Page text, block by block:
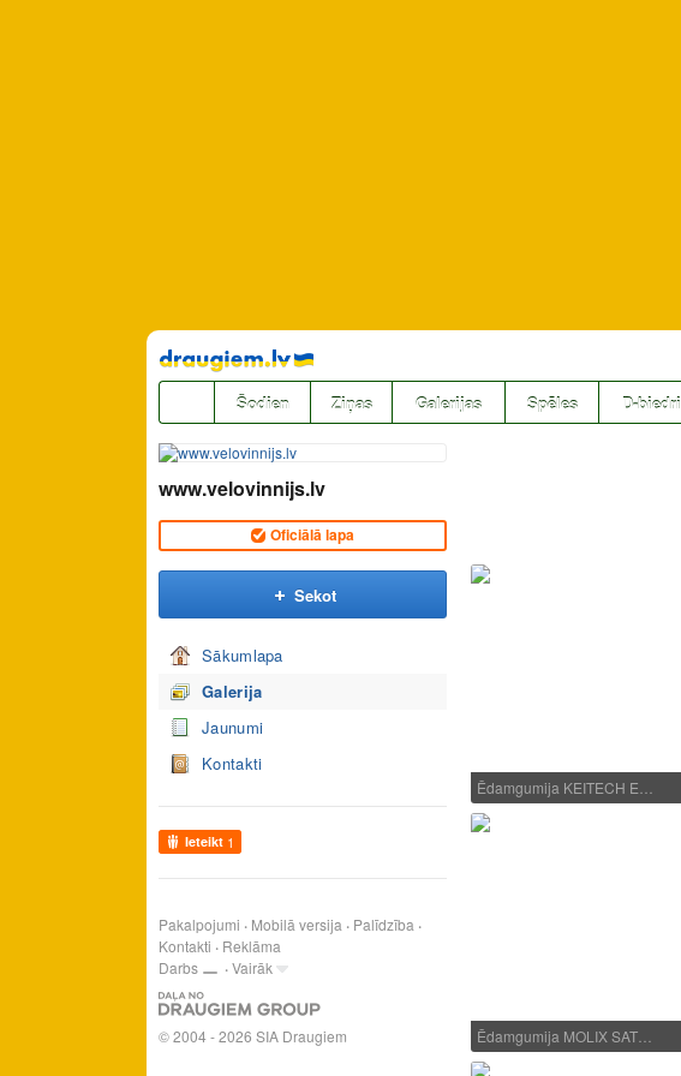
Pāriet
uz
saturu
Šodien Ziņas Galerijas Spēles D-biedri
www.velovinnijs.lv
Oficiālā lapa
Sekot
Sākumlapa
Galerija
Jaunumi
Kontakti
Ieteikt 1
Pakalpojumi Mobilā versija
Palīdzība
Kontakti
Reklāma
Darbs
Vairāk
© 2004 - 2026 SIA Draugiem
Ēdamgumija KEITECH E…
Ēdamgumija MOLIX SAT…